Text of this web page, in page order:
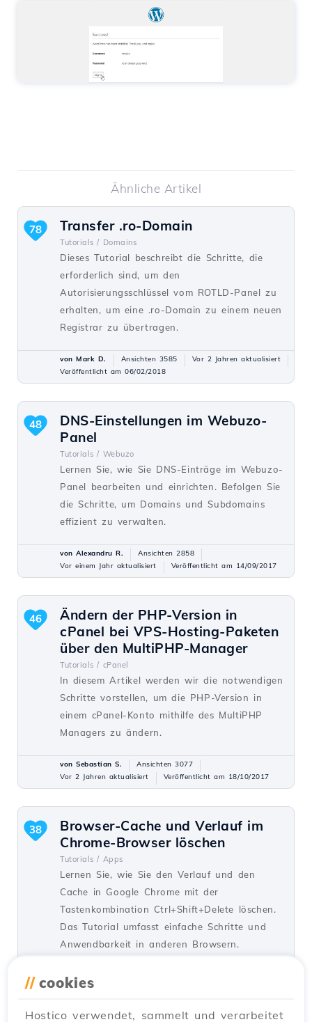
Ähnliche Artikel
Transfer .ro-Domain
Tutorials / Domains
Dieses Tutorial beschreibt die Schritte, die
erforderlich sind, um den
Autorisierungsschlüssel vom ROTLD-Panel zu
erhalten, um eine .ro-Domain zu einem neuen
Registrar zu übertragen.
78
von Mark D. Ansichten 3585
Vor 2 Jahren aktualisiert
Veröffentlicht am 06/02/2018
DNS-Einstellungen im Webuzo-
Panel
Tutorials / Webuzo
Lernen Sie, wie Sie DNS-Einträge im Webuzo-
Panel bearbeiten und einrichten. Befolgen Sie
die Schritte, um Domains und Subdomains
effizient zu verwalten.
48
von Alexandru R.
Ansichten 2858
Vor einem Jahr aktualisiert
Veröffentlicht am 14/09/2017
Ändern der PHP-Version in
cPanel bei VPS-Hosting-Paketen
über den MultiPHP-Manager
Tutorials / cPanel
In diesem Artikel werden wir die notwendigen
Schritte vorstellen, um die PHP-Version in
einem cPanel-Konto mithilfe des MultiPHP
Managers zu ändern.
46
von Sebastian S.
Ansichten 3077
Vor 2 Jahren aktualisiert
Veröffentlicht am 18/10/2017
Browser-Cache und Verlauf im
Chrome-Browser löschen
Tutorials / Apps
Lernen Sie, wie Sie den Verlauf und den
Cache in Google Chrome mit der
Tastenkombination Ctrl+Shift+Delete löschen.
Das Tutorial umfasst einfache Schritte und
Anwendbarkeit in anderen Browsern.
38
von Florin P.
Veröffentlicht am 08/01/2018
// cookies
Hostico verwendet, sammelt und verarbeitet